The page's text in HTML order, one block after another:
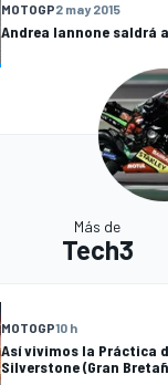
MOTOGP2 may 2015
Andrea Iannone saldrá
Más de
Tech3
MOTOGP10 h
Así vivimos la Práctica
Silverstone (Gran